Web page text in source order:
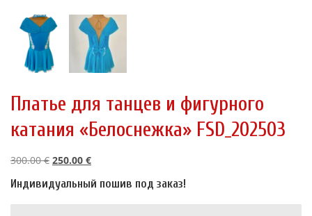
Платье для танцев и фигурного
катания «Белоснежка» FSD_202503
300.00€ П
р
250.00 €Т
к
Индивидуальный пошив под заказ!